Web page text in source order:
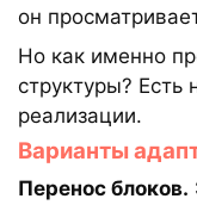
он
Но как именно
структуры? Есть
реализации.
Варианты
Перенос блоков.